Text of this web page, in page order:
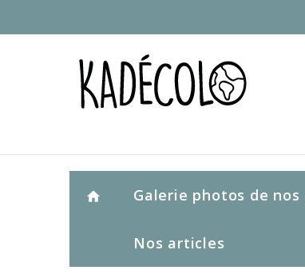
home Galerie photos de
Nos articles